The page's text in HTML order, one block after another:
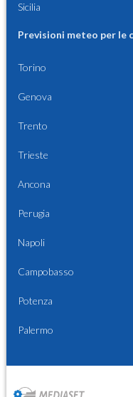
Sicilia
Previsioni meteo per
Torino
Genova
Trento
Trieste
Ancona
Perugia
Napoli
Campobasso
Potenza
Palermo